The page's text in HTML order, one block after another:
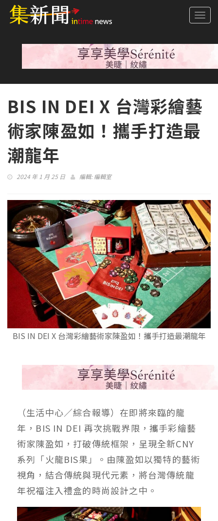
BIS IN DEI X 台灣彩繪藝
術家陳盈如！攜手打造最
潮龍年
2024 年 1 月 25 日 編輯:編輯室
BIS IN DEI X 台灣彩繪藝術家陳盈如！攜手打造最潮龍年
（生活中心／綜合報導）在即將來臨的龍
年，BIS IN DEI 再次挑戰界限，攜手彩繪藝
術家陳盈如，打破傳統框架，呈現全新CNY
系列「火龍BIS果」。由陳盈如以獨特的藝術
視角，結合傳統與現代元素，將台灣傳統龍
年祝福注入禮盒的時尚設計之中。